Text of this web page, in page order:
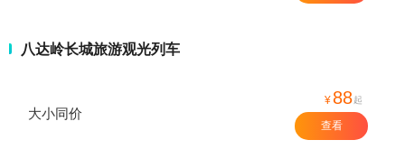
八达岭长城旅游观光列车
大小同价
¥ 88起
查看